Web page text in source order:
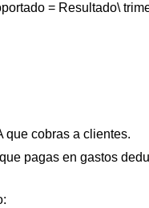
= Resultado\
cobras a clientes.
pagas en gastos